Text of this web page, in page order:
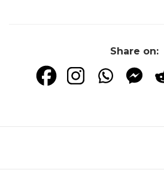
Share on: